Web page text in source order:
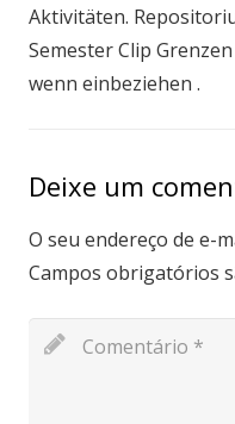
Aktivitäten.
Semester Clip
wenn einbeziehen .
Deixe um
O seu endereço de e-
Campos obrigatórios